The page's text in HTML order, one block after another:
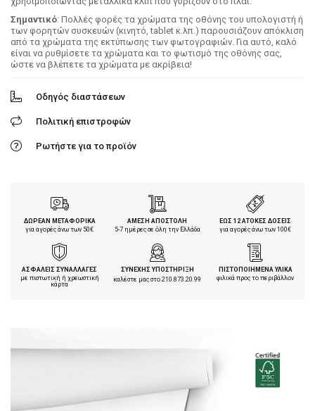
Σημαντικό: Πολλές φορές τα χρώματα της οθόνης του υπολογιστή ή
των φορητών συσκευών (κινητό, tablet κ.λπ.) παρουσιάζουν απόκλιση
από τα χρώματα της εκτύπωσης των φωτογραφιών. Για αυτό, καλό
είναι να ρυθμίσετε τα χρώματα και το φωτισμό της οθόνης σας,
ώστε να βλέπετε τα χρώματα με ακρίβεια!
Οδηγός διαστάσεων
Πολιτική επιστροφών
Ρωτήστε για το προϊόν
ΔΩΡΕΑΝ ΜΕΤΑΦΟΡΙΚΑ
για αγορές άνω των 50€
ΑΜΕΣΗ ΑΠΟΣΤΟΛΗ
5-7 ημέρες σε όλη την Ελλάδα
ΕΩΣ 12 ΑΤΟΚΕΣ ΔΟΣΕΙΣ
για αγορές άνω των 100€
ΑΣΦΑΛΕΙΣ ΣΥΝΑΛΛΑΓΕΣ
με πιστωτική ή χρεωστική
κάρτα
ΣΥΝΕΧΗΣ ΥΠΟΣΤΗΡΙΞΗ
καλέστε μας στο210.873.20.99
ΠΙΣΤΟΠΟΙΗΜΕΝΑ ΥΛΙΚΑ
φιλικά προς το περιβάλλον